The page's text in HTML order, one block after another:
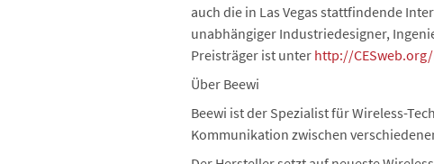
auch die in Las Vegas stattfindende
unabhängiger Industriedesigner,
Preisträger ist unter http://
Über Beewi
Beewi ist der Spezialist für Wireless-
Kommunikation zwischen